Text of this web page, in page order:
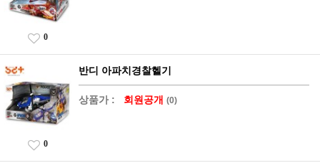
0
반디 아파치경찰헬기
상품가 : 회원공개 (0)
0